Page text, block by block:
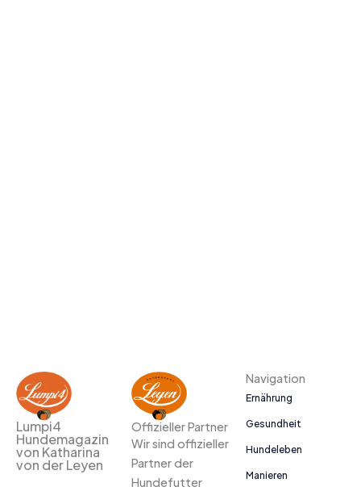
Lumpi4
Hundemagazin
von Katharina
von der Leyen
Offizieller Partner
Wir sind offizieller
Partner der
Hundefutter
Navigation
Ernährung
Gesundheit
Hundeleben
Manieren